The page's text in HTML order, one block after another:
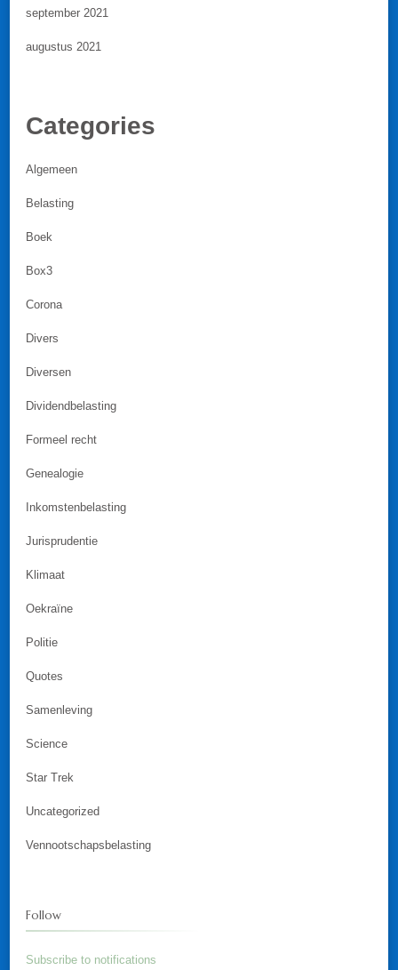
september 2021
augustus 2021
Categories
Algemeen
Belasting
Boek
Box3
Corona
Divers
Diversen
Dividendbelasting
Formeel recht
Genealogie
Inkomstenbelasting
Jurisprudentie
Klimaat
Oekraïne
Politie
Quotes
Samenleving
Science
Star Trek
Uncategorized
Vennootschapsbelasting
Follow
Subscribe to notifications